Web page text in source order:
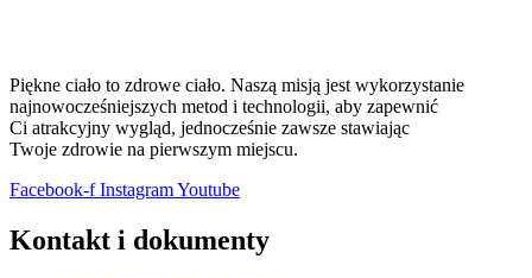
Piękne ciało to zdrowe ciało. Naszą misją jest wykorzystanie
najnowocześniejszych metod i technologii, aby zapewnić
Ci atrakcyjny wygląd, jednocześnie zawsze stawiając
Twoje zdrowie na pierwszym miejscu.
Facebook-f InstagramYoutube
Kontakt i dokumenty